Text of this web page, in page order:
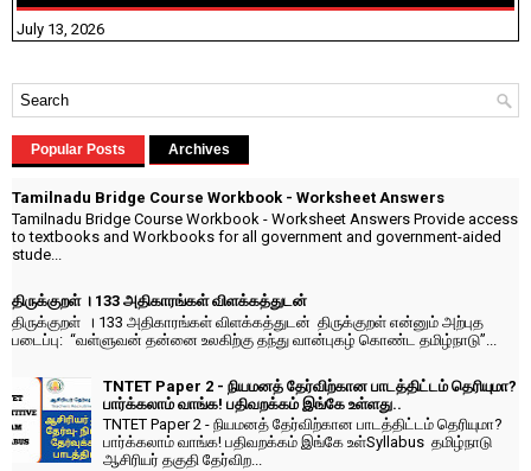
July 13, 2026
Popular Posts Archives
Tamilnadu Bridge Course Workbook - Worksheet Answers
Tamilnadu Bridge Course Workbook - Worksheet Answers Provide access
to textbooks and Workbooks for all government and government-aided
stude...
திருக்குறள் । 133 அதிகாரங்கள் விளக்கத்துடன்
திருக்குறள் । 133 அதிகாரங்கள் விளக்கத்துடன் திருக்குறள் என்னும் அற்புத
படைப்பு: “வள்ளுவன் தன்னை உலகிற்கு தந்து வான்புகழ் கொண்ட தமிழ்நாடு”...
TNTET Paper 2 - நியமனத் தேர்விற்கான பாடத்திட்டம் தெரியுமா?
பார்க்கலாம் வாங்க! பதிவறக்கம் இங்கே உள்ளது..
TNTET Paper 2 - நியமனத் தேர்விற்கான பாடத்திட்டம் தெரியுமா?
பார்க்கலாம் வாங்க! பதிவறக்கம் இங்கே உள்Syllabus தமிழ்நாடு
ஆசிரியர் தகுதி தேர்விற...